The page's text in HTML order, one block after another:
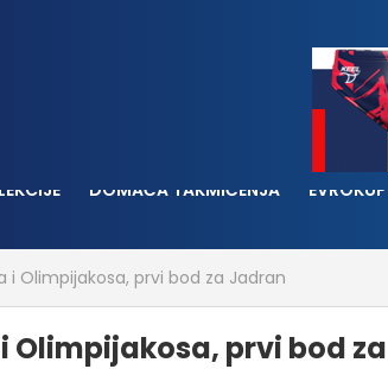
DOMAĆA TAKMIČENJA
i Olimpijakosa, prvi bod za Jadran
Olimpijakosa, prvi bod